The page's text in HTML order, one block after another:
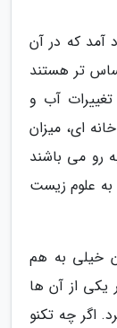
آمد که در آن
تر هستند
تغییرات آب و
ای، میزان
رو می باشند
علوم زیست
خیلی به هم
یکی از آن ها
اگر چه تکنو